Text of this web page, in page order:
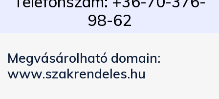
98-62
Megvásárolható domain:
www.szakrendeles.hu